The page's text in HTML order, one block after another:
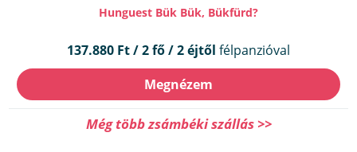
Hunguest Bük Bük, Bükfürd?
137.880 Ft / 2 fő / 2 éjtől félpanzióval
Megnézem
Még több zsámbéki szállás >>